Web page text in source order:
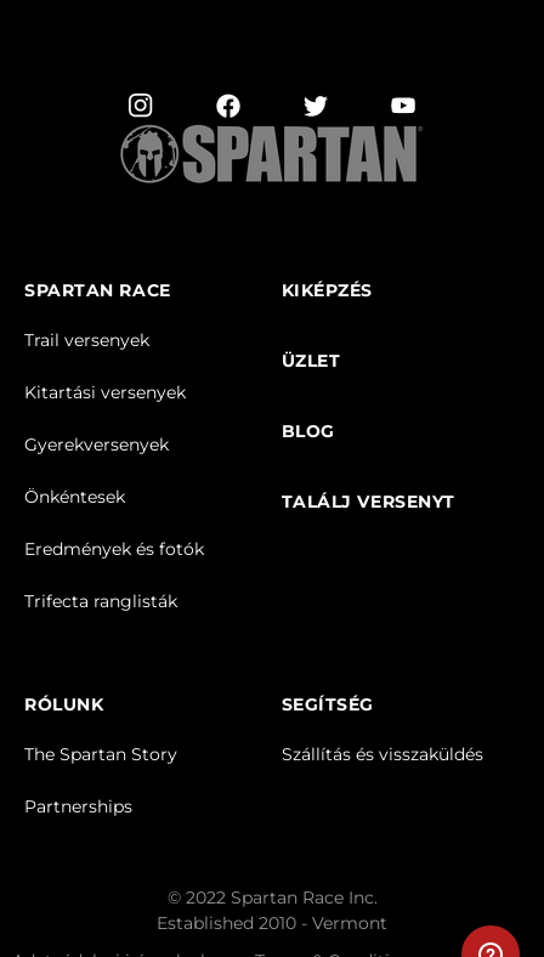
SPARTAN RACE
Trail versenyek
Kitartási versenyek
Gyerekversenyek
Önkéntesek
Eredmények és fotók
Trifecta ranglisták
KIKÉPZÉS
ÜZLET
BLOG
TALÁLJ VERSENYT
RÓLUNK
The Spartan Story
Partnerships
SEGÍTSÉG
Szállítás és visszaküldés
© 2022 Spartan Race Inc.
Established 2010 - Vermont